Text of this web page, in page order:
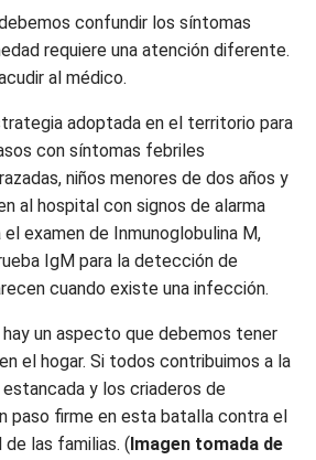
confundir los síntomas
requiere una atención diferente.
al médico.
adoptada en el territorio para
con síntomas febriles
niños menores de dos años y
al hospital con signos de alarma
examen de Inmunoglobulina M,
IgM para la detección de
cuando existe una infección.
un aspecto que debemos tener
el hogar. Si todos contribuimos a la
y los criaderos de
paso firme en esta batalla contra el
las familias. (Imagen tomada de